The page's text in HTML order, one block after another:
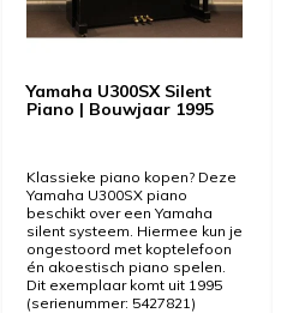
Yamaha U300SX Silent
Piano | Bouwjaar 1995
Klassieke piano kopen? Deze
Yamaha U300SX piano
beschikt over een Yamaha
silent systeem. Hiermee kun je
ongestoord met koptelefoon
én akoestisch piano spelen.
Dit exemplaar komt uit 1995
(serienummer: 5427821)